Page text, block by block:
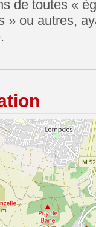
de toutes «
» ou autres,